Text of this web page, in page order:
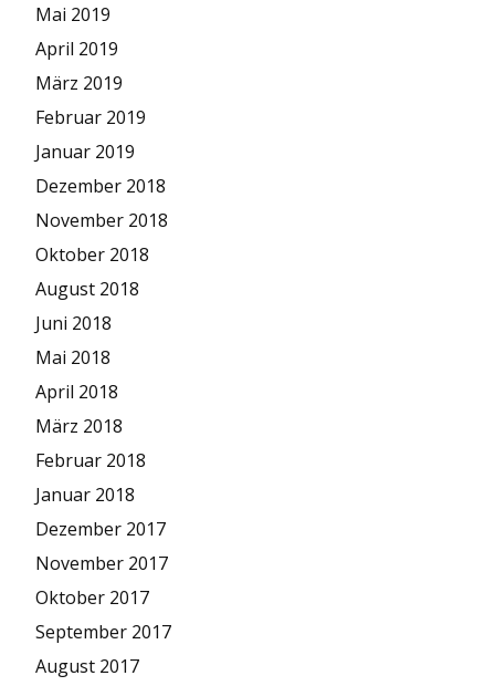
Mai 2019
April 2019
März 2019
Februar 2019
Januar 2019
Dezember 2018
November 2018
Oktober 2018
August 2018
Juni 2018
Mai 2018
April 2018
März 2018
Februar 2018
Januar 2018
Dezember 2017
November 2017
Oktober 2017
September 2017
August 2017